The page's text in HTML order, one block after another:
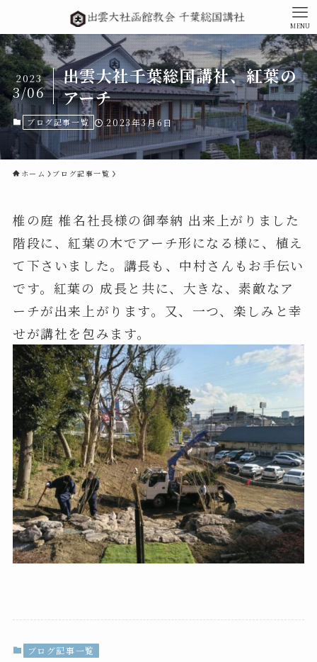
MENU
出雲大社千葉総国講社、紅葉の
アーチ
2023
3/06
ブログ記事一覧 2023年3月6日
ホーム ブログ記事一覧
椎の庭 椎名社長様の御奉納 出来上がりました
階段に、紅葉の木でアーチ形になる様に、植え
て下さいました。講長も、中村さんもお手伝い
です。紅葉の 成長と共に、大きな、素敵なア
ーチが出来上がります。又、一つ、楽しみと幸
せが講社を包みます。
ブログ記事一覧